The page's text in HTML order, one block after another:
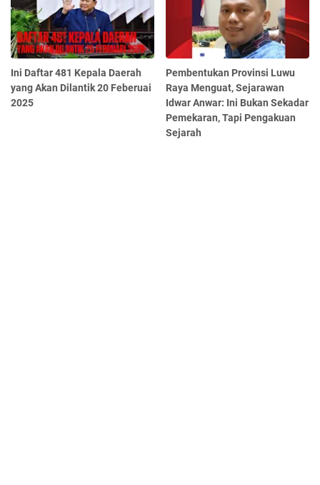
Ini Daftar 481 Kepala Daerah
yang Akan Dilantik 20 Feberuai
2025
Pembentukan Provinsi Luwu
Raya Menguat, Sejarawan
Idwar Anwar: Ini Bukan Sekadar
Pemekaran, Tapi Pengakuan
Sejarah